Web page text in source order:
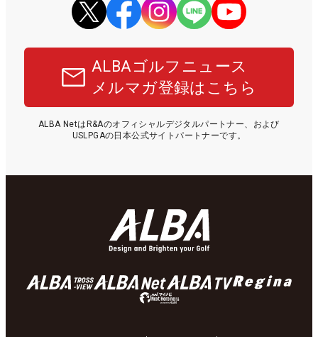
ALBAゴルフニュース
メルマガ登録はこちら
ALBA NetはR&Aのオフィシャルデジタルパートナー、および
USLPGAの日本公式サイトパートナーです。